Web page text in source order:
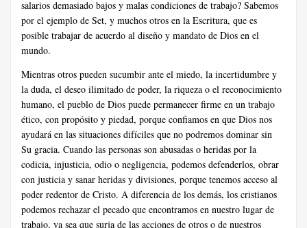
salarios demasiado bajos y malas condiciones de trabajo? Sabemos
por el ejemplo de Set, y muchos otros en la Escritura, que es
posible trabajar de acuerdo al diseño y mandato de Dios en el
mundo.
Mientras otros pueden sucumbir ante el miedo, la incertidumbre y
la duda, el deseo ilimitado de poder, la riqueza o el reconocimiento
humano, el pueblo de Dios puede permanecer firme en un trabajo
ético, con propósito y piedad, porque confiamos en que Dios nos
ayudará en las situaciones difíciles que no podremos dominar sin
Su gracia. Cuando las personas son abusadas o heridas por la
codicia, injusticia, odio o negligencia, podemos defenderlos, obrar
con justicia y sanar heridas y divisiones, porque tenemos acceso al
poder redentor de Cristo. A diferencia de los demás, los cristianos
podemos rechazar el pecado que encontramos en nuestro lugar de
trabajo, ya sea que surja de las acciones de otros o de nuestros